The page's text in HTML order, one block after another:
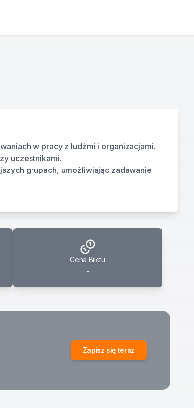
w pracy z ludźmi i organizacjami.
uczestnikami.
grupach, umożliwiając zadawanie
Cena Biletu
-
Zapisz się teraz